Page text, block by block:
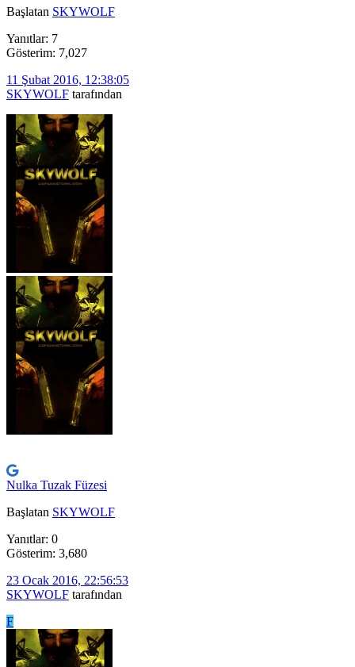
Başlatan SKYWOLF
Yanıtlar: 7
Gösterim: 7,027
11 Şubat 2016, 12:38:05
SKYWOLF tarafından
Nulka Tuzak Füzesi
Başlatan SKYWOLF
Yanıtlar: 0
Gösterim: 3,680
23 Ocak 2016, 22:56:53
SKYWOLF tarafından
F